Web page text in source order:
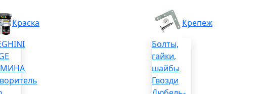
Краска
Крепеж
Болты,
гайки,
шайбы
Гвозди